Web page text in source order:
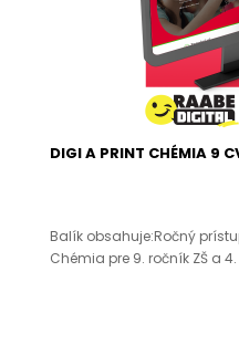
DIGI A PRINT CHÉMIA 9
Balík obsahuje:Ročný
Chémia pre 9. ročník ZŠ a